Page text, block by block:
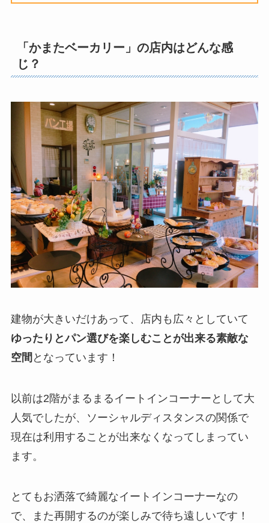
「かまたベーカリー」の店内はどんな感
じ？
建物が大きいだけあって、店内も広々としていて
ゆったりとパン選びを楽しむことが出来る素敵な
空間 となっています！
以前は2階がまるまるイートインコーナーとして大
人気でしたが、ソーシャルディスタンスの関係で
現在は利用することが出来なくなってしまってい
ます。
とてもお洒落で綺麗なイートインコーナーなの
で、また再開するのが楽しみで待ち遠しいです！